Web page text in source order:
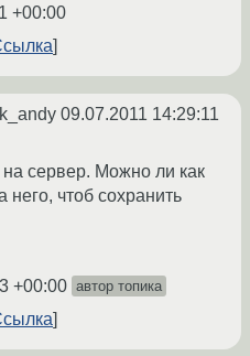
+00:00
09.07.2011 14:29:11
на сервер. Можно ли как
него, чтоб сохранить
+00:00 автор топика